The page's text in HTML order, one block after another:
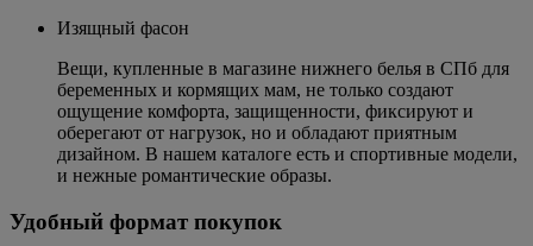
Изящный фасон
Вещи, купленные в магазине нижнего белья в СПб для
беременных и кормящих мам, не только создают
ощущение комфорта, защищенности, фиксируют и
оберегают от нагрузок, но и обладают приятным
дизайном. В нашем каталоге есть и спортивные модели,
и нежные романтические образы.
Удобный формат покупок